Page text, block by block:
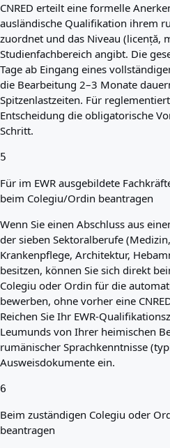
CNRED erteilt eine formelle
ausländische Qualifikation ihrem
zuordnet und das Niveau (licență,
Studienfachbereich angibt. Die
Tage ab Eingang eines
die Bearbeitung 2–3 Monate
Spitzenlastzeiten. Für
Entscheidung die obligatorische
Schritt.
5
Für im EWR ausgebildete
beim Colegiu/Ordin beantragen
Wenn Sie einen Abschluss aus
der sieben Sektoralberufe
Krankenpflege, Architektur,
besitzen, können Sie sich direkt
Colegiu oder Ordin für die
bewerben, ohne vorher eine
Reichen Sie Ihr EWR-
Leumunds von Ihrer heimischen
rumänischer Sprachkenntnisse
Ausweisdokumente ein.
6
Beim zuständigen Colegiu oder
beantragen